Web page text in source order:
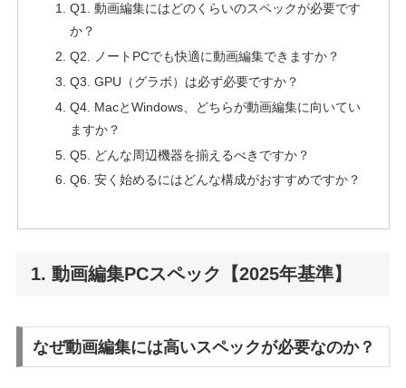
Q1. 動画編集にはどのくらいのスペックが必要です
か？
Q2. ノートPCでも快適に動画編集できますか？
Q3. GPU（グラボ）は必ず必要ですか？
Q4. MacとWindows、どちらが動画編集に向いてい
ますか？
Q5. どんな周辺機器を揃えるべきですか？
Q6. 安く始めるにはどんな構成がおすすめですか？
1. 動画編集PCスペック【2025年基準】
なぜ動画編集には高いスペックが必要なのか？